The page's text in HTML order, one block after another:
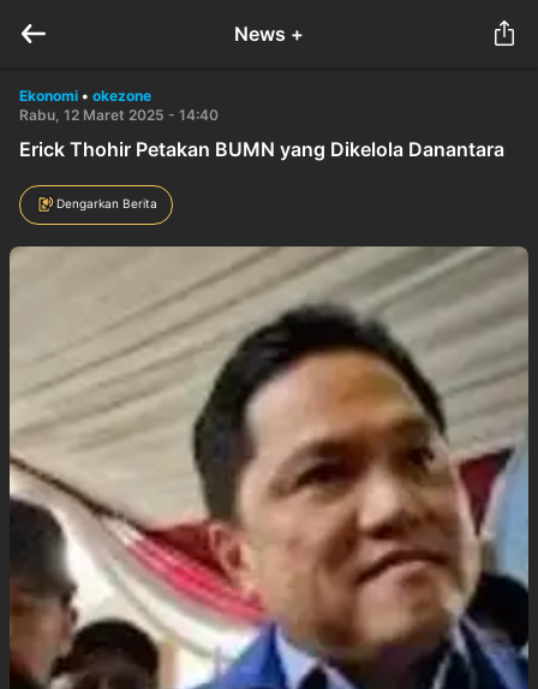
News +
Ekonomi • okezone
Rabu, 12 Maret 2025 - 14:40
Erick Thohir Petakan BUMN yang Dikelola Danantara
Dengarkan Berita